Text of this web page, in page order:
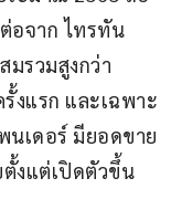
อจาก ไทรทัน
มรวมสูงกว่า
งแรก และเฉพาะ
นเดอร์ มียอดขาย
งแต่เปิดตัวขึ้น